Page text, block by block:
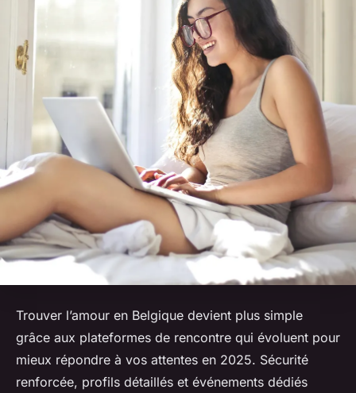
Trouver l’amour en Belgique devient plus simple
grâce aux plateformes de rencontre qui évoluent pour
mieux répondre à vos attentes en 2025. Sécurité
renforcée, profils détaillés et événements dédiés